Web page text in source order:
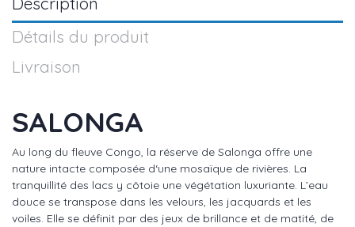
Détails du produit
Livraison
SALONGA
Au long du fleuve Congo, la réserve de Salonga offre une
nature intacte composée d‘une mosaïque de rivières. La
tranquillité des lacs y côtoie une végétation luxuriante. L’eau
douce se transpose dans les velours, les jacquards et les
voiles. Elle se définit par des jeux de brillance et de matité, de